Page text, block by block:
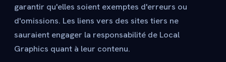
garantir qu'elles soient exemptes d'erreurs ou
d'omissions. Les liens vers des sites tiers ne
sauraient engager la responsabilité de Local
Graphics quant à leur contenu.